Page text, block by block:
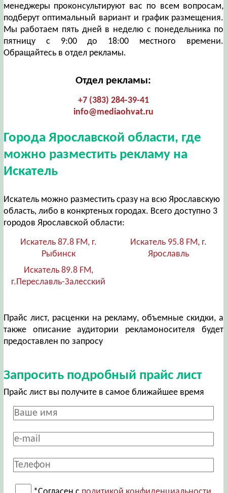
менеджеры проконсультируют вас по всем вопросам,
подберут оптимальный вариант и график размещения.
Мы работаем пять дней в неделю с понедельника по
пятницу с 9:00 до 18:00 местного времени.
Обращайтесь в отдел рекламы.
Отдел рекламы:
+7 (383) 284-39-41
info@mediaohvat.ru
Города Ярославской области, где
можно разместить рекламу на
Искатель
Искатель можно разместить сразу на всю Ярославскую
область, либо в конкртеных городах. Всего доступно 3
городов Ярославской области:
Искатель 87.8 FM, г.
Рыбинск
Искатель 95.8 FM, г.
Ярославль
Искатель 89.8 FM,
г.Переславль-Залесский
Прайс лист, расценки на рекламу, объемные скидки, а
также описание аудитории рекламоносителя будет
предоставлен по запросу
Запросить подробный прайс лист
Прайс лист вы получите в самое ближайшее время